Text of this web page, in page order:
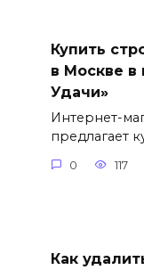
Купить
в Москве в
Удачи»
Интернет-
предлагает
0 117
Как